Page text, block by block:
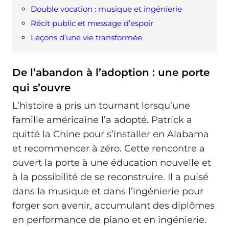
Double vocation : musique et ingénierie
Récit public et message d’espoir
Leçons d’une vie transformée
De l’abandon à l’adoption : une porte
qui s’ouvre
L’histoire a pris un tournant lorsqu’une
famille américaine l’a adopté. Patrick a
quitté la Chine pour s’installer en Alabama
et recommencer à zéro. Cette rencontre a
ouvert la porte à une éducation nouvelle et
à la possibilité de se reconstruire. Il a puisé
dans la musique et dans l’ingénierie pour
forger son avenir, accumulant des diplômes
en performance de piano et en ingénierie.